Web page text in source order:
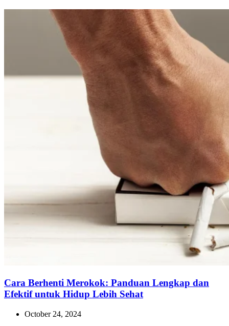
Cara Berhenti Merokok: Panduan Lengkap dan
Efektif untuk Hidup Lebih Sehat
October 24, 2024